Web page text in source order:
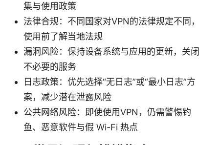
集与使用政策
法律合规：不同国家对VPN的法律规定不同，
使用前了解当地法规
漏洞风险：保持设备系统与应用的更新，关闭
不必要的服务
日志政策：优先选择“无日志”或“最小日志”方
案，减少潜在泄露风险
公共网络风险：即使使用VPN，仍需警惕钓
鱼、恶意软件与假 Wi-Fi 热点